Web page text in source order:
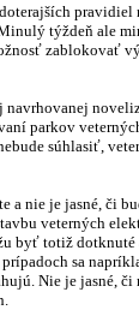
pravidiel
týždeň ale
zablokovať
parkov
súhlasiť,
a nie je jasné, či
veterných
byť totiž
sa
Nie je jasné,